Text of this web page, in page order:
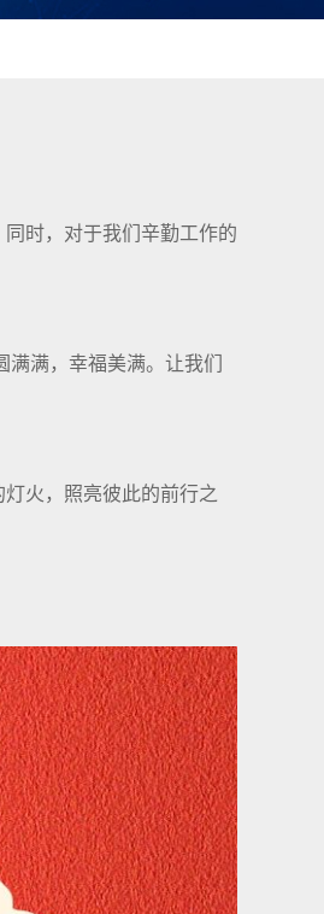
时，对于我们辛勤工作的
满，幸福美满。让我们
火，照亮彼此的前行之